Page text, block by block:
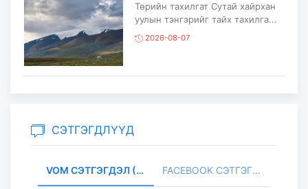
Төрийн тахилгат Сутай хайрхан
уулын тэнгэрийг тайх тахилга...
2026-08-07
Олон улсын монголч эрдэмтний
XIII их хурал наймдугаар сарын...
СЭТГЭГДЛҮҮД
VOM СЭТГЭГДЭЛ (0) FACEBOOK СЭТГЭГДЭЛ (